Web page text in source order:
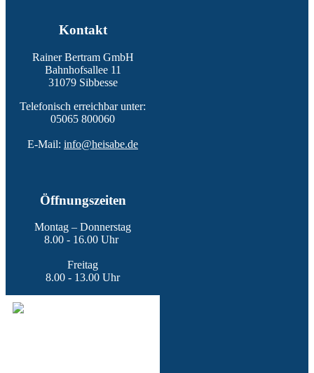
Kontakt
Rainer Bertram GmbH
Bahnhofsallee 11
31079 Sibbesse
Telefonisch erreichbar unter:
05065 800060
E-Mail: info@heisabe.de
Öffnungszeiten
Montag – Donnerstag
8.00 - 16.00 Uhr
Freitag
8.00 - 13.00 Uhr